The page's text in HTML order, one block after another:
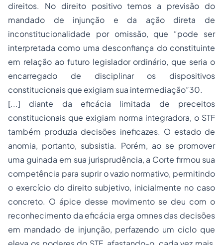
direitos. No direito positivo temos a previsão do
mandado de injunção e da ação direta de
inconstitucionalidade por omissão, que “pode ser
interpretada como uma desconfiança do constituinte
em relação ao futuro legislador ordinário, que seria o
encarregado de disciplinar os dispositivos
constitucionais que exigiam sua intermediação”30.
[...] diante da eficácia limitada de preceitos
constitucionais que exigiam norma integradora, o STF
também produzia decisões ineficazes. O estado de
anomia, portanto, subsistia. Porém, ao se promover
uma guinada em sua jurisprudência, a Corte firmou sua
competência para suprir o vazio normativo, permitindo
o exercício do direito subjetivo, inicialmente no caso
concreto. O ápice desse movimento se deu com o
reconhecimento da eficácia erga omnes das decisões
em mandado de injunção, perfazendo um ciclo que